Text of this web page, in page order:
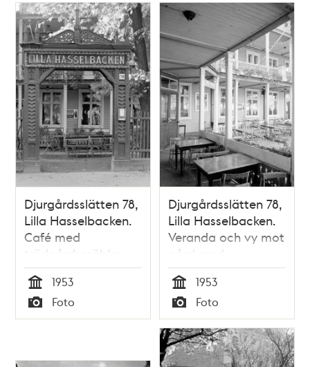
Lista
Karta
träffar
Djurgårdsslätten 78,
Lilla Hasselbacken.
Café med
trädgårdsmöbler
och portal mot
gatan
Tid
1953
Typ
Foto
Djurgårdsslätten 78,
Lilla Hasselbacken.
Veranda och vy mot
gård med
trädgårdsmöbler
Tid
1953
Typ
Foto